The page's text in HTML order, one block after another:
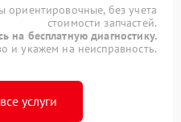
ориентировочные, без учета
стоимости запчастей.
на бесплатную диагностику.
и укажем на неисправность.
услуги